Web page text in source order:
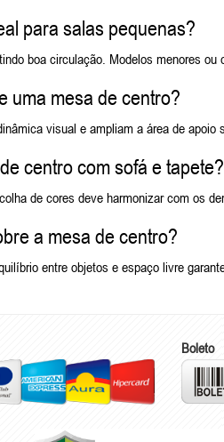
para salas pequenas?
boa circulação. Modelos menores ou
uma mesa de centro?
visual e ampliam a área de apoio
centro com sofá e tapete?
de cores deve harmonizar com os
a mesa de centro?
entre objetos e espaço livre
Boleto